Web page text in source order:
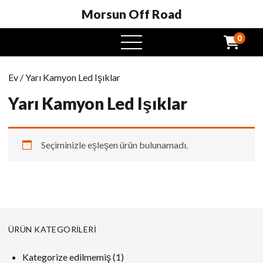
Morsun Off Road
Açık
Menü
0
Ev / Yarı Kamyon Led Işıklar
Yarı Kamyon Led Işıklar
Seçiminizle eşleşen ürün bulunamadı.
ÜRÜN KATEGORILERI
Kategorize edilmemiş 11